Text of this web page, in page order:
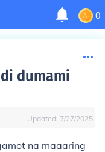
0
dumami
Updated: 7/27/2025
na maaaring